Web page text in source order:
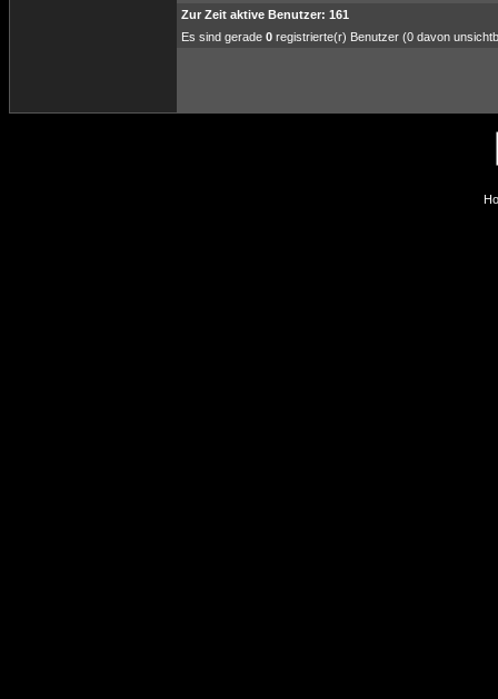
Zur Zeit aktive Benutzer: 161
Es sind gerade 0 registrierte(r) Benutzer (0 davon